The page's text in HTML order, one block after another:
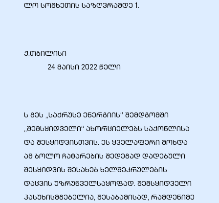
ლო სომხეთის საზღვრამდე 1.
ქ.თბილისი
24 მაისი 2022 წელი
ს გეს „საქრუსე ენერგიის“ შემდგომში
„შემსყიდველი“ ახორციელებს საქონლისა
და შესყიდვისთვის. ეს ყველაფერი მოხდა
ამ ბოლო ჩატარების შედეგად დადებული
შესყიდვის შესახებ ხელშეკრულების
დაცვის უზრუნველსაყოფად. შემსყიდველი
პასუხისმგებელია, შესაბამისად, რამდენიმე